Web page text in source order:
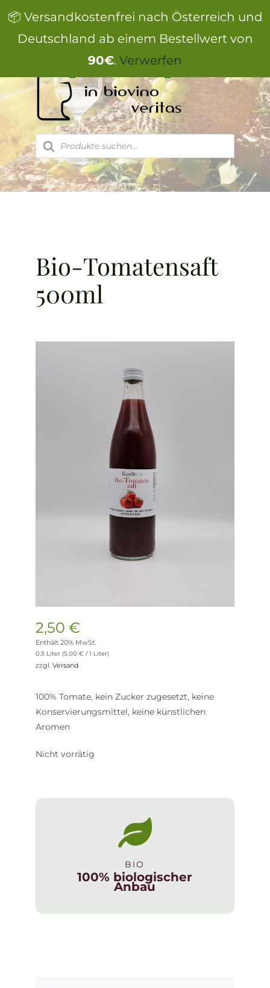
📦 Versandkostenfrei nach Österreich und
Deutschland ab einem Bestellwert von
90€. Verwerfen
Inhalt
springen
Products
search
Bio-Tomatensaft
500ml
2,50€
Enthält 20% MwSt.
0,5 Liter (5,00€ / 1 Liter)
zzgl.Versand
100% Tomate, kein Zucker zugesetzt, keine
Konservierungsmittel, keine künstlichen
Aromen
Nicht vorrätig
BIO
100% biologischer
Anbau